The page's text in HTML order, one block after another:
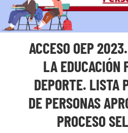
ACCESO OEP
LA EDUCACIÓN
DEPORTE. LISTA
DE PERSONAS
PROCESO